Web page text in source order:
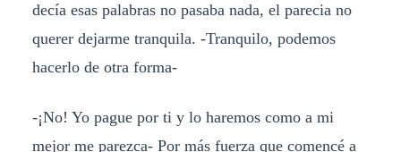
decía esas palabras no pasaba nada, el parecia no
querer dejarme tranquila. -Tranquilo, podemos
hacerlo de otra forma-
-¡No! Yo pague por ti y lo haremos como a mi
mejor me parezca- Por más fuerza que comencé a